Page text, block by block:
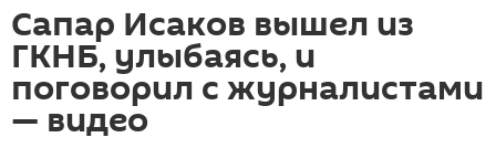
Сапар Исаков вышел из
ГКНБ, улыбаясь, и
поговорил с журналистами
— видео